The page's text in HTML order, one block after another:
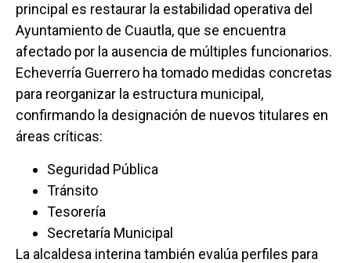
principal es restaurar la estabilidad operativa del
Ayuntamiento de Cuautla, que se encuentra
afectado por la ausencia de múltiples funcionarios.
Echeverría Guerrero ha tomado medidas concretas
para reorganizar la estructura municipal,
confirmando la designación de nuevos titulares en
áreas críticas:
Seguridad Pública
Tránsito
Tesorería
Secretaría Municipal
La alcaldesa interina también evalúa perfiles para